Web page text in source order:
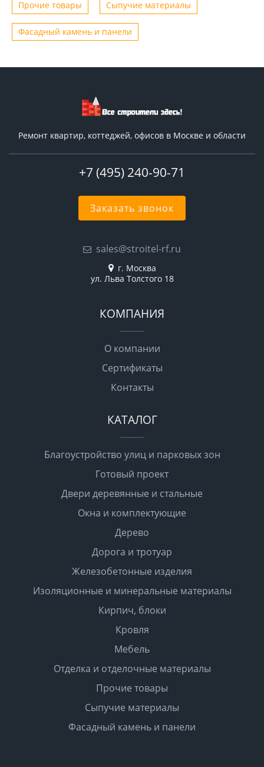
Прочие товары Сыпучие материалы
Фасадный камень и панели
Ремонт квартир, коттеджей, офисов в Москве и области
+7 (495) 240-90-71
Заказать звонок
sales@stroitel-rf.ru
г. Москва
ул. Льва Толстого 18
КОМПАНИЯ
О компании
Сертификаты
Контакты
КАТАЛОГ
Благоустройство улиц и парковых зон
Готовый проект
Двери деревянные и стальные
Окна и комплектующие
Дерево
Дорога и тротуар
Железобетонные изделия
Изоляционные и минеральные материалы
Кирпич, блоки
Кровля
Мебель
Отделка и отделочные материалы
Прочие товары
Сыпучие материалы
Фасадный камень и панели